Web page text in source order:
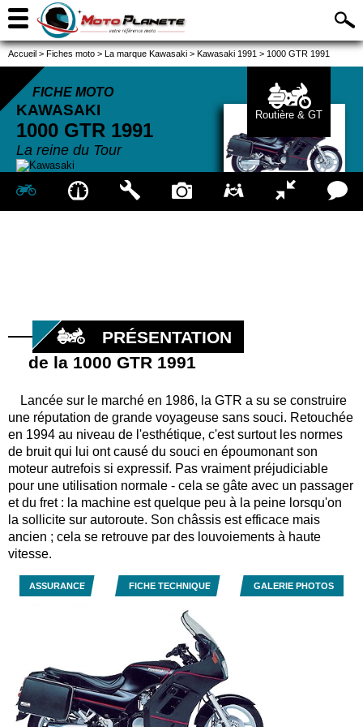
Accueil > Fiches moto > La marque Kawasaki > Kawasaki 1991 > 1000 GTR 1991
FICHE MOTO
KAWASAKI
1000 GTR 1991
La reine du Tour
Routière & GT
PRÉSENTATION
de la 1000 GTR 1991
Lancée sur le marché en 1986, la GTR a su se construire
une réputation de grande voyageuse sans souci. Retouchée
en 1994 au niveau de l'esthétique, c'est surtout les normes
de bruit qui lui ont causé du souci en époumonant son
moteur autrefois si expressif. Pas vraiment préjudiciable
pour une utilisation normale - cela se gâte avec un passager
et du fret : la machine est quelque peu à la peine lorsqu'on
la sollicite sur autoroute. Son châssis est efficace mais
ancien ; cela se retrouve par des louvoiements à haute
vitesse.
ASSURANCE FICHE TECHNIQUE GALERIE PHOTOS